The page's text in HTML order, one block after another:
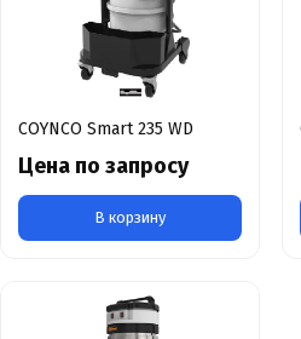
COYNCO Smart 235 WD
Цена по запросу
В корзину